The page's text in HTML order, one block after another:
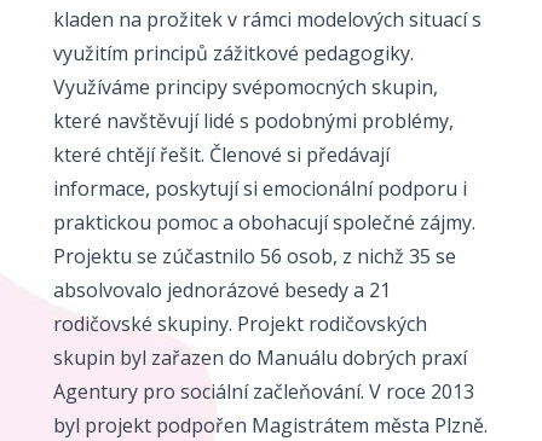
kladen na prožitek v rámci modelových situací s
využitím principů zážitkové pedagogiky.
Využíváme principy svépomocných skupin,
které navštěvují lidé s podobnými problémy,
které chtějí řešit. Členové si předávají
informace, poskytují si emocionální podporu i
praktickou pomoc a obohacují společné zájmy.
Projektu se zúčastnilo 56 osob, z nichž 35 se
absolvovalo jednorázové besedy a 21
rodičovské skupiny. Projekt rodičovských
skupin byl zařazen do Manuálu dobrých praxí
Agentury pro sociální začleňování. V roce 2013
byl projekt podpořen Magistrátem města Plzně.